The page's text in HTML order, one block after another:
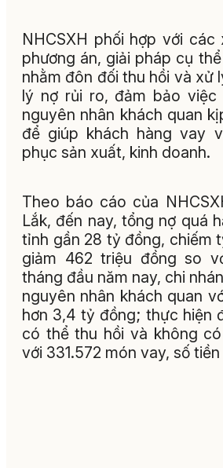
NHCSXH phối hợp với
phương án, giải pháp cụ
nhằm đôn đối thu hồi và
lý nợ rủi ro, đảm bảo
nguyên nhân khách quan
để giúp khách hàng vay
phục sản xuất, kinh doanh.
Theo báo cáo của
Lắk, đến nay, tổng nợ quá
tỉnh gần 28 tỷ đồng, chiếm
giảm 462 triệu đồng so
tháng đầu năm nay, chi
nguyên nhân khách quan
hơn 3,4 tỷ đồng; thực hiện
có thể thu hồi và không
với 331.572 món vay, số